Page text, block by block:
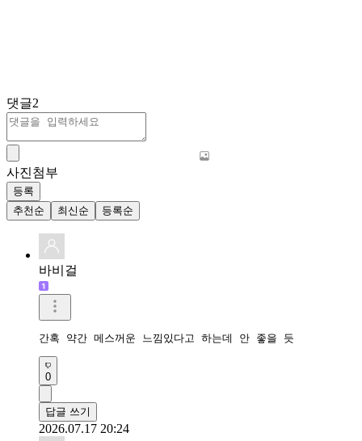
댓글2
사진첨부
등록
추천순
최신순 등록순
바비걸
간혹 약간 메스꺼운 느낌있다고 하는데 안 좋을 듯
0
답글 쓰기
2026.07.17 20:24